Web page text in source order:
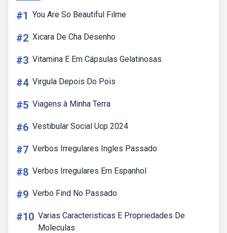
#1 You Are So Beautiful Filme
#2 Xicara De Cha Desenho
#3 Vitamina E Em Cápsulas Gelatinosas
#4 Virgula Depois Do Pois
#5 Viagens à Minha Terra
#6 Vestibular Social Ucp 2024
#7 Verbos Irregulares Ingles Passado
#8 Verbos Irregulares Em Espanhol
#9 Verbo Find No Passado
#10 Varias Caracteristicas E Propriedades De
Moleculas